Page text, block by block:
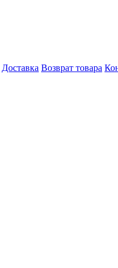
Доставка Возврат товара